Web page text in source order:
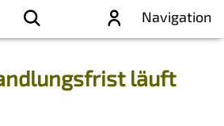
Navigation
läuft